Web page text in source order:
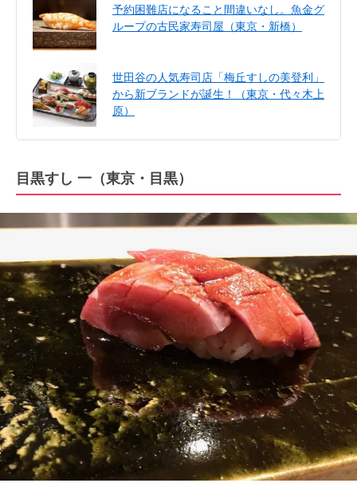
予約困難店になること間違いなし。魚金グ
ループの古民家寿司屋（東京・新橋）
世田谷の人気寿司店「梅丘すしの美登利」
から新ブランドが誕生！（東京・代々木上
原）
目黒すし 一（東京・目黒）